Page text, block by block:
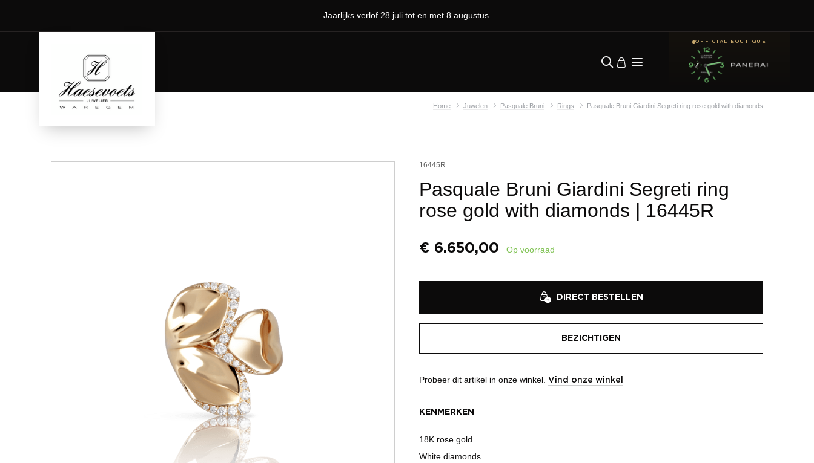
Jaarlijks verlof 28 juli tot en met 8 augustus.
OFFICIAL BOUTIQUE
Home Juwelen Pasquale Bruni Rings Pasquale Bruni Giardini Segreti ring rose gold with diamonds
16445R
Pasquale Bruni Giardini Segreti ring
rose gold with diamonds | 16445R
€ 6.650,00 Op voorraad
DIRECT BESTELLEN
BEZICHTIGEN
Probeer dit artikel in onze winkel. Vind onze winkel
KENMERKEN
18K rose gold
White diamonds